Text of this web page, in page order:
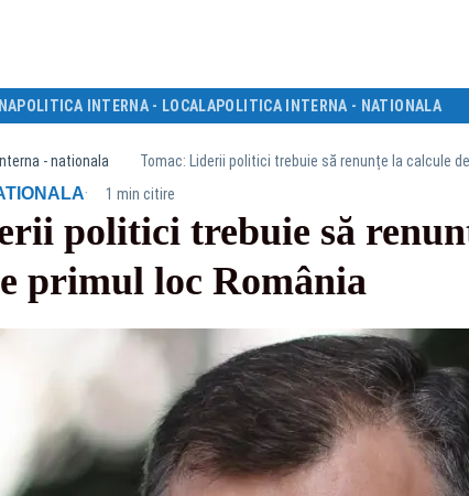
POLITICA INTERNA - LOCALAPOLITICA INTERNA - NATIONALA
- nationala Tomac: Liderii politici trebuie să renunțe la calcule
· 1 min citire
politici trebuie să
primul loc România